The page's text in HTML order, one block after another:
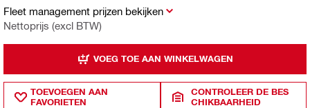
Fleet management prijzen bekijken
Nettoprijs (excl BTW)
VOEG TOE AAN WINKELWAGEN
TOEVOEGEN AAN
FAVORIETEN
CONTROLEER DE BES
CHIKBAARHEID